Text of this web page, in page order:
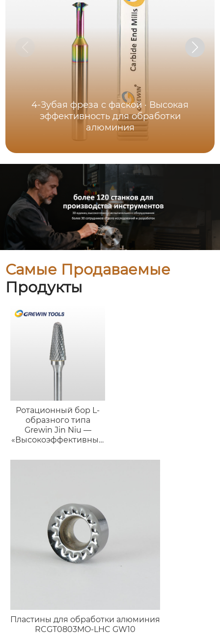
4-Зубая фреза с фаской · Высокая
эффективность для обработки
алюминия
Самые Продаваемые
Продукты
Ротационный бор L-
образного типа
Grewin Jin Niu —
«Высокоэффективный
Пластины для обработки алюминия
RCGT0803MO-LHC GW10